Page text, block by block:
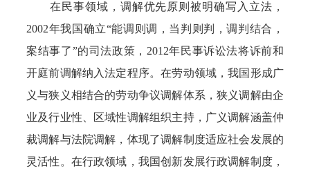
在民事领域，调解优先原则被明确写入立法，
2002年我国确立“能调则调，当判则判，调判结合，
案结事了”的司法政策，2012年民事诉讼法将诉前和
开庭前调解纳入法定程序。在劳动领域，我国形成广
义与狭义相结合的劳动争议调解体系，狭义调解由企
业及行业性、区域性调解组织主持，广义调解涵盖仲
裁调解与法院调解，体现了调解制度适应社会发展的
灵活性。在行政领域，我国创新发展行政调解制度，